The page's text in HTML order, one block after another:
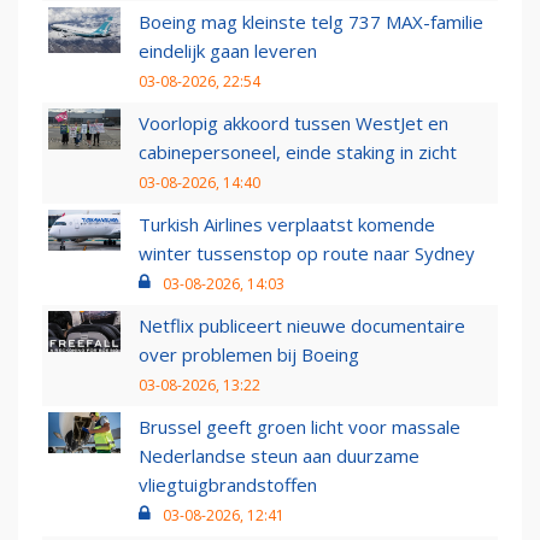
Boeing mag kleinste telg 737 MAX-familie
eindelijk gaan leveren
03-08-2026, 22:54
Voorlopig akkoord tussen WestJet en
cabinepersoneel, einde staking in zicht
03-08-2026, 14:40
Turkish Airlines verplaatst komende
winter tussenstop op route naar Sydney
03-08-2026, 14:03
Netflix publiceert nieuwe documentaire
over problemen bij Boeing
03-08-2026, 13:22
Brussel geeft groen licht voor massale
Nederlandse steun aan duurzame
vliegtuigbrandstoffen
03-08-2026, 12:41